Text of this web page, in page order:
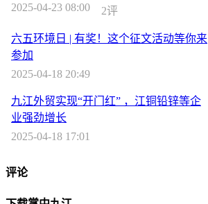
2025-04-23 08:00
2评
六五环境日 | 有奖！这个征文活动等你来
参加
2025-04-18 20:49
九江外贸实现“开门红” ，江铜铅锌等企
业强劲增长
2025-04-18 17:01
评论